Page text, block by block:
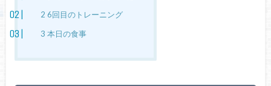
2 6回目のトレーニング
3 本日の食事